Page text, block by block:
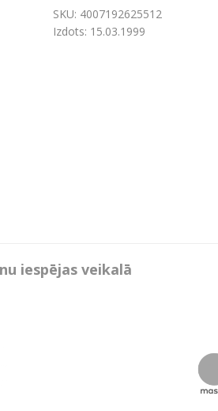
SKU: 4007192625512
Izdots: 15.03.1999
iespējas veikalā